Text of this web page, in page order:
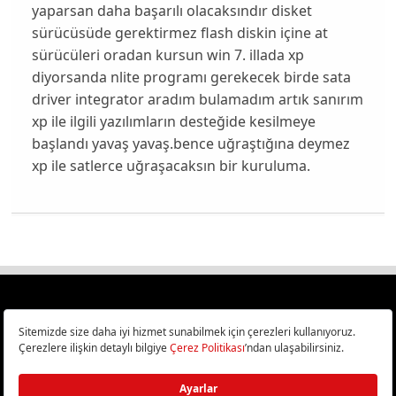
yaparsan daha başarılı olacaksındır disket
sürücüsüde gerektirmez flash diskin içine at
sürücüleri oradan kursun win 7. illada xp
diyorsanda nlite programı gerekecek birde sata
driver integrator aradım bulamadım artık sanırım
xp ile ilgili yazılımların desteğide kesilmeye
başlandı yavaş yavaş.bence uğraştığına deymez
xp ile satlerce uğraşacaksın bir kuruluma.
Türkiye
Bilişim ve Teknoloji Haberleri CHIP Online’da!